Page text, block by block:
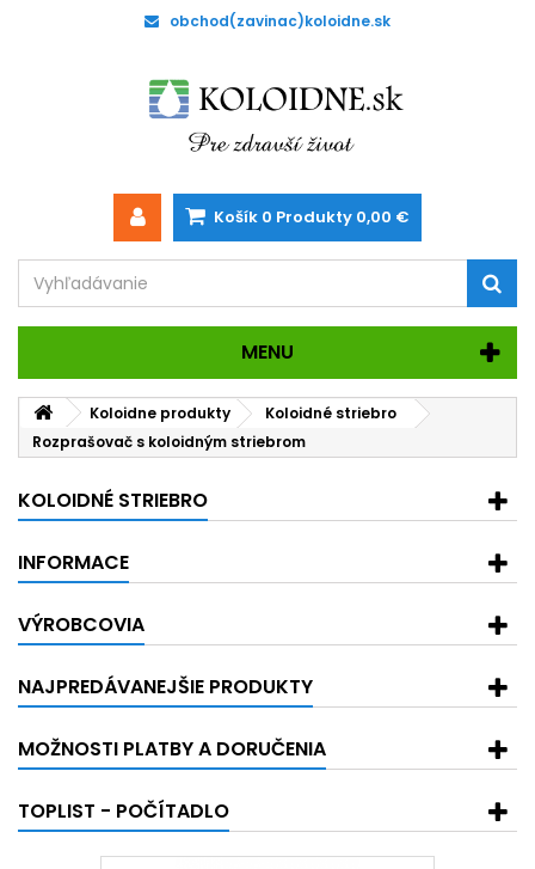
obchod(zavinac)koloidne.sk
Košík 0 Produkty 0,00 €
MENU
Koloidne produkty
Koloidné striebro
Rozprašovač s koloidným striebrom
KOLOIDNÉ STRIEBRO
INFORMACE
VÝROBCOVIA
NAJPREDÁVANEJŠIE PRODUKTY
MOŽNOSTI PLATBY A DORUČENIA
TOPLIST - POČÍTADLO